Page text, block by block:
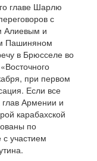
главе Шарлю
с
Алиевым и
Пашиняном
в Брюсселе во
при первом
Если все
глав Армении и
карабахской
по
участием